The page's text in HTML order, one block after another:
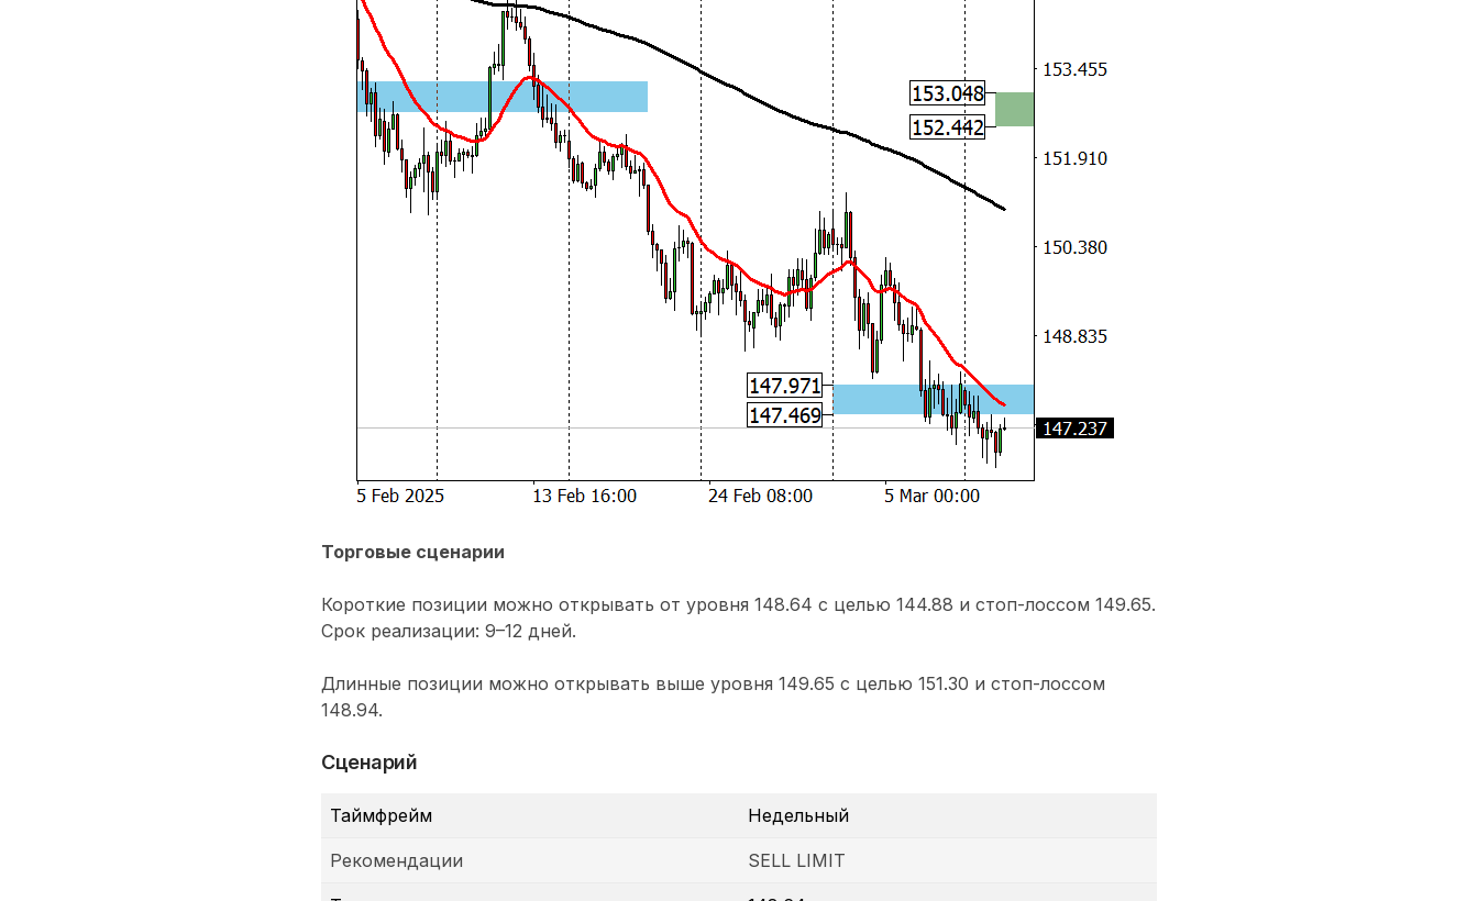
Торговые сценарии
Короткие позиции можно открывать от уровня 148.64 с целью 144.88 и стоп-лоссом 149.65.
Срок реализации: 9–12 дней.
Длинные позиции можно открывать выше уровня 149.65 с целью 151.30 и стоп-лоссом
148.94.
Сценарий
Таймфрейм Недельный
Рекомендации SELL LIMIT